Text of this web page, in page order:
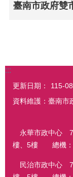
:::
更新日期：
115-
資料維護：臺南市
永華市政中心
樓、5樓 總機：
民治市政中心